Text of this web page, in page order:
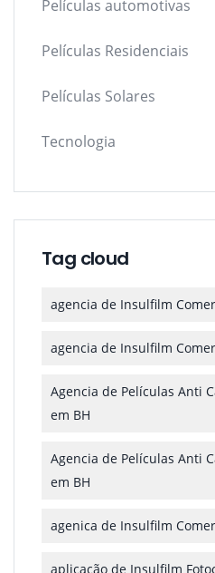
Películas automotivas
Películas Residenciais
Películas Solares
Tecnologia
Tag cloud
agencia de Insulfilm
agencia de Insulfilm
Agencia de Películas Anti
em BH
Agencia de Películas Anti
em BH
agenica de Insulfilm
aplicação de Insulfilm